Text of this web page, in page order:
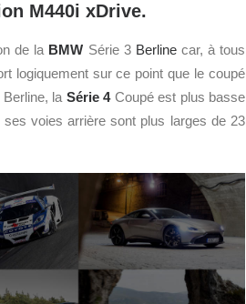
M440i xDrive.
de la BMW Série 3 Berlinecar, à tous
logiquement sur ce point que le coupé
la Série 4Coupé est plus basse
voies arrière sont plus larges de 23